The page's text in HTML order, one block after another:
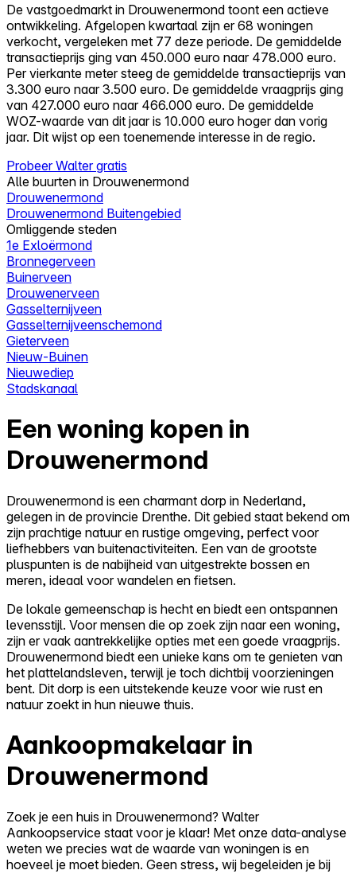
Alles-in-één
Reviews
Prijzen
Log in
Probeer Walter gratis
De vastgoedmarkt in Drouwenermond toont een actieve
ontwikkeling. Afgelopen kwartaal zijn er 68 woningen
verkocht, vergeleken met 77 deze periode. De gemiddelde
transactieprijs ging van 450.000 euro naar 478.000 euro.
Per vierkante meter steeg de gemiddelde transactieprijs van
3.300 euro naar 3.500 euro. De gemiddelde vraagprijs ging
van 427.000 euro naar 466.000 euro. De gemiddelde
WOZ-waarde van dit jaar is 10.000 euro hoger dan vorig
jaar. Dit wijst op een toenemende interesse in de regio.
Probeer Walter gratis
Alle buurten in Drouwenermond
Drouwenermond
Drouwenermond Buitengebied
Omliggende steden
1e Exloërmond
Bronnegerveen
Buinerveen
Drouwenerveen
Gasselternijveen
Gasselternijveenschemond
Gieterveen
Nieuw-Buinen
Nieuwediep
Stadskanaal
Een woning kopen in
Drouwenermond
Drouwenermond is een charmant dorp in Nederland,
gelegen in de provincie Drenthe. Dit gebied staat bekend om
zijn prachtige natuur en rustige omgeving, perfect voor
liefhebbers van buitenactiviteiten. Een van de grootste
pluspunten is de nabijheid van uitgestrekte bossen en
meren, ideaal voor wandelen en fietsen.
De lokale gemeenschap is hecht en biedt een ontspannen
levensstijl. Voor mensen die op zoek zijn naar een woning,
zijn er vaak aantrekkelijke opties met een goede vraagprijs.
Drouwenermond biedt een unieke kans om te genieten van
het plattelandsleven, terwijl je toch dichtbij voorzieningen
bent. Dit dorp is een uitstekende keuze voor wie rust en
natuur zoekt in hun nieuwe thuis.
Aankoopmakelaar in
Drouwenermond
Zoek je een huis in Drouwenermond? Walter
Aankoopservice staat voor je klaar! Met onze data-analyse
weten we precies wat de waarde van woningen is en
hoeveel je moet bieden. Geen stress, wij begeleiden je bij